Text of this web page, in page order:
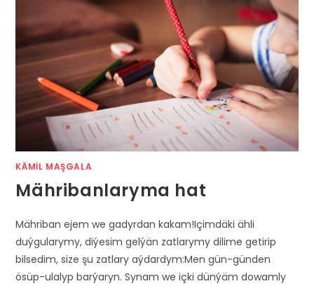
KÄMIL MAŞGALA
Mähribanlaryma hat
Mähriban ejem we gadyrdan kakam!Içimdäki ähli
duýgularymy, diýesim gelýän zatlarymy dilime getirip
bilsedim, size şu zatlary aýdardym:Men gün-günden
ösüp-ulalyp barýaryn. Synam we içki dünýäm dowamly